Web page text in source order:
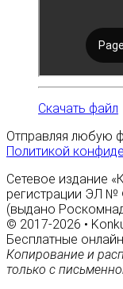
Скачать файл
Отправляя любую
Политикой
Сетевое издание
регистрации ЭЛ №
(выдано
© 2017-2026 •
Бесплатные
Копирование и
только с